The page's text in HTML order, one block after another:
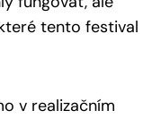
tento festival
v realizačním